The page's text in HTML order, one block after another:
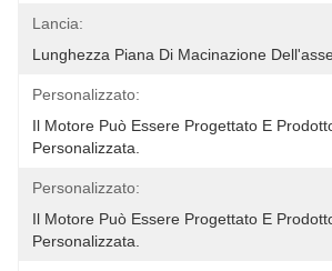
Lancia:
Lunghezza Piana Di Macinazione
Personalizzato:
Il Motore Può Essere Progettato E
Personalizzata.
Personalizzato:
Il Motore Può Essere Progettato E
Personalizzata.